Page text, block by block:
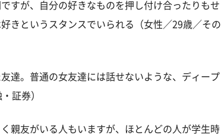
すが、自分の好きなものを押し付け合ったりもせ
きというスタンスでいられる（女性／29歳／その
達。普通の女友達には話せないような、ディープ
証券）
親友がいる人もいますが、ほとんどの人が学生時